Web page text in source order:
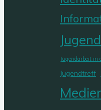
Jugendarbeit in
Jugendtreff